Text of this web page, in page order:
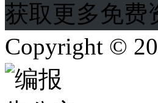
获取更多免费
Copyright ©